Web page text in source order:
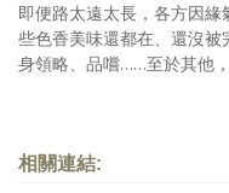
即便路太遠太長，各方因
些色香美味還都在、還沒
身領略、品嚐……至於其他
相關連結: